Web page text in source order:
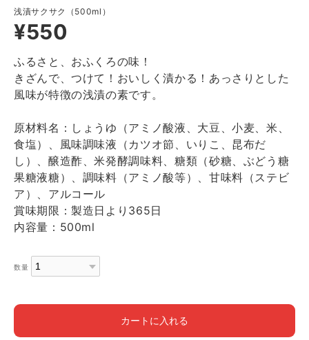
浅漬サクサク（500ml）
¥550
ふるさと、おふくろの味！
きざんで、つけて！おいしく漬かる！あっさりとした
風味が特徴の浅漬の素です。
原材料名：しょうゆ（アミノ酸液、大豆、小麦、米、
食塩）、風味調味液（カツオ節、いりこ、昆布だ
し）、醸造酢、米発酵調味料、糖類（砂糖、ぶどう糖
果糖液糖）、調味料（アミノ酸等）、甘味料（ステビ
ア）、アルコール
賞味期限：製造日より365日
内容量：500ml
数量
カートに入れる